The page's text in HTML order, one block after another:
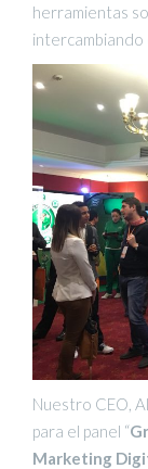
herramientas
intercambiando
Nuestro CEO,
para el panel “
Marketing